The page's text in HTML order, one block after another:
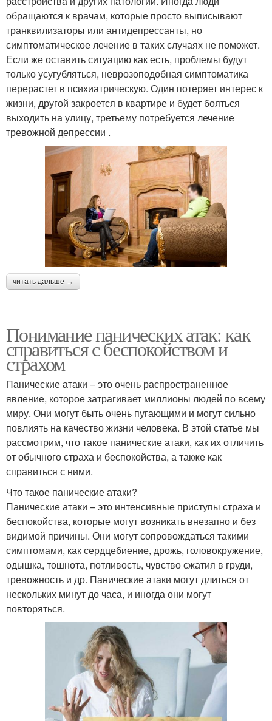
обращаются к врачам, которые просто выписывают
транквилизаторы или антидепрессанты, но
симптоматическое лечение в таких случаях не поможет.
Если же оставить ситуацию как есть, проблемы будут
только усугубляться, неврозоподобная симптоматика
перерастет в психиатрическую. Один потеряет интерес к
жизни, другой закроется в квартире и будет бояться
выходить на улицу, третьему потребуется лечение
тревожной депрессии .
читать дальше →
Понимание панических атак: как
справиться с беспокойством и
страхом
Панические атаки – это очень распространенное
явление, которое затрагивает миллионы людей по всему
миру. Они могут быть очень пугающими и могут сильно
повлиять на качество жизни человека. В этой статье мы
рассмотрим, что такое панические атаки, как их отличить
от обычного страха и беспокойства, а также как
справиться с ними.
Что такое панические атаки?
Панические атаки – это интенсивные приступы страха и
беспокойства, которые могут возникать внезапно и без
видимой причины. Они могут сопровождаться такими
симптомами, как сердцебиение, дрожь, головокружение,
одышка, тошнота, потливость, чувство сжатия в груди,
тревожность и др. Панические атаки могут длиться от
нескольких минут до часа, и иногда они могут
повторяться.